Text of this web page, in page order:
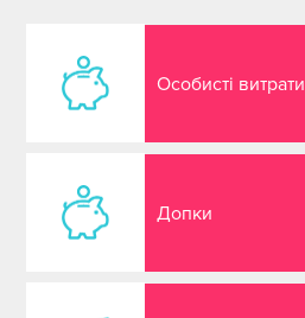
Особисті витрати
Допки